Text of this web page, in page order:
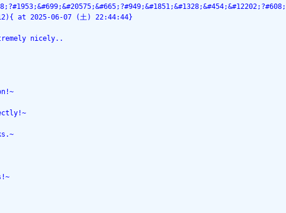
at 2025-06-07 (土) 22:44:44}
nicely..